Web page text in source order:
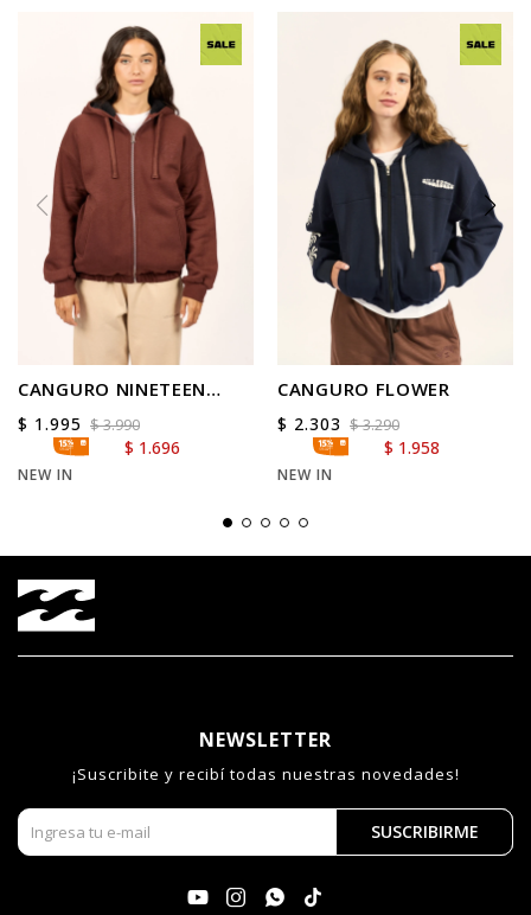
CANGURO NINETEEN
SHERPA
$ 1.995 $3.990
$ 1.696
NEW IN
CANGURO FLOWER
$ 2.303 $3.290
$ 1.958
NEW IN
NEWSLETTER
¡Suscribite y recibí todas nuestras novedades!
SUSCRIBIRME
   